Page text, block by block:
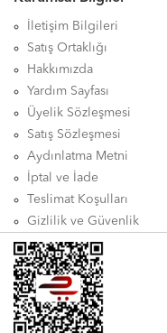
İletişim Bilgileri
Satış Ortaklığı
Hakkımızda
Yardım Sayfası
Üyelik Sözleşmesi
Satış Sözleşmesi
Aydınlatma Metni
İptal ve İade
Teslimat Koşulları
Gizlilik ve Güvenlik